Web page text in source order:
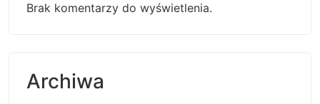
Brak komentarzy do wyświetlenia.
Archiwa